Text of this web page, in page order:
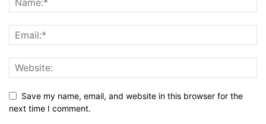
Save my name, email, and website in this browser for the
next time I comment.